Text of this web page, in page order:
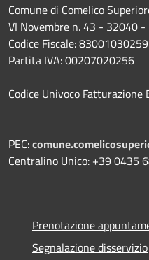
Comune di Comelico
VI Novembre n. 43 - 32040 -
Codice Fiscale: 83001030259
Partita IVA: 00207020256
Codice Univoco Fatturazione
PEC:
Centralino Unico: +39 0435
Prenotazione
Segnalazione disservizio